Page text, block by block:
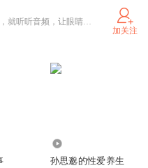
我是一名健康管理师，看累了，就听听音频，让眼睛休息一下。
加关注
孙思邈的性爱养生